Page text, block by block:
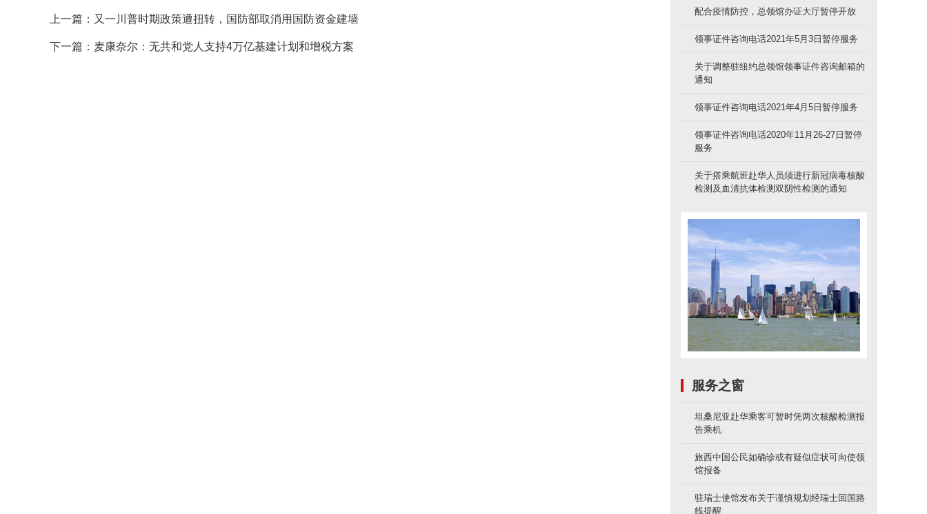
上一篇： 又一川普时期政策遭扭转，国防部取消用国防资金建墙
下一篇： 麦康奈尔：无共和党人支持4万亿基建计划和增税方案
配合疫情防控，总领馆办证大厅暂停开放
领事证件咨询电话2021年5月3日暂停服务
关于调整驻纽约总领馆领事证件咨询邮箱的
通知
领事证件咨询电话2021年4月5日暂停服务
领事证件咨询电话2020年11月26-27日暂停
服务
关于搭乘航班赴华人员须进行新冠病毒核酸
检测及血清抗体检测双阴性检测的通知
服务之窗
坦桑尼亚赴华乘客可暂时凭两次核酸检测报
告乘机
旅西中国公民如确诊或有疑似症状可向使领
馆报备
驻瑞士使馆发布关于谨慎规划经瑞士回国路
线提醒